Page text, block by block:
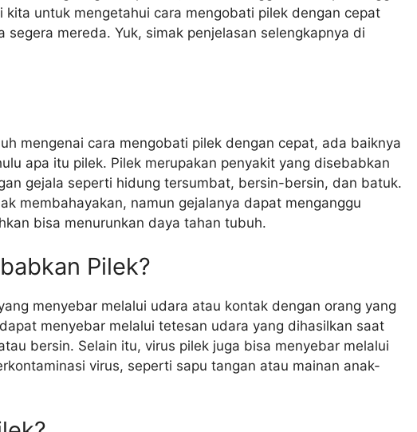
kita untuk mengetahui cara mengobati pilek dengan cepat
segera mereda. Yuk, simak penjelasan selengkapnya di
mengenai cara mengobati pilek dengan cepat, ada baiknya
apa itu pilek. Pilek merupakan penyakit yang disebabkan
gejala seperti hidung tersumbat, bersin-bersin, dan batuk.
membahayakan, namun gejalanya dapat menganggu
bisa menurunkan daya tahan tubuh.
Pilek?
menyebar melalui udara atau kontak dengan orang yang
menyebar melalui tetesan udara yang dihasilkan saat
bersin. Selain itu, virus pilek juga bisa menyebar melalui
virus, seperti sapu tangan atau mainan anak-